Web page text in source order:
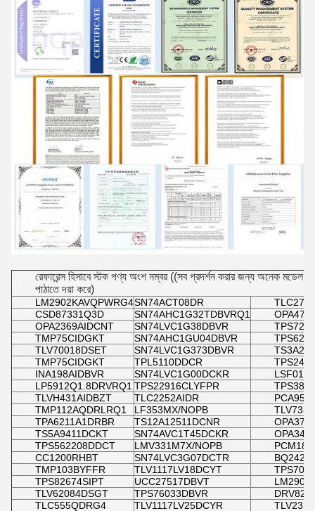
রেফারেন্স হিসাবে স্টক পণ্য অংশ নম্বর ((সব প্রদর্শন করার জন্য অনেক
পাঠাতে দয়া করে)
LM2902KAVQPWRG4SN74ACT08DR
CSD87331Q3D
SN74AHC1G32TDBVRQ1
OPA2369AIDCNT
SN74LVC1G38DBVR
TMP75CIDGKT
SN74AHC1GU04DBVR
TLV70018DSET
SN74LVC1G373DBVR
TMP75CIDGKT
TPL5110DDCR
INA198AIDBVR
SN74LVC1G00DCKR
LP5912Q1.8DRVRQ1 TPS22916CLYFPR
TLVH431AIDBZT
TLC2252AIDR
TMP112AQDRLRQ1
LF353MX/NOPB
TPA6211A1DRBR
TS12A12511DCNR
TS5A9411DCKT
SN74AVC1T45DCKR
TPS562208DDCT
LMV331M7X/NOPB
CC1200RHBT
SN74LVC3G07DCTR
TMP103BYFFR
TLV1117LV18DCYT
TPS82674SIPT
UCC27517DBVT
TLV62084DSGT
TPS76033DBVR
TLC555QDRG4
TLV1117LV25DCYR